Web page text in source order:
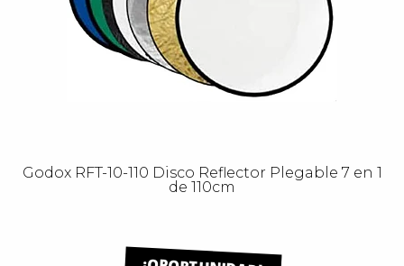
Godox RFT-10-110 Disco Reflector Plegable 7 en 1
de 110cm